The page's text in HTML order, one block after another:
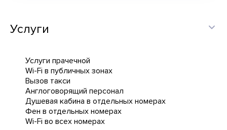
Услуги
Услуги прачечной
Wi-Fi в публичных зонах
Вызов такси
Англоговорящий персонал
Душевая кабина в отдельных номерах
Фен в отдельных номерах
Wi-Fi во всех номерах